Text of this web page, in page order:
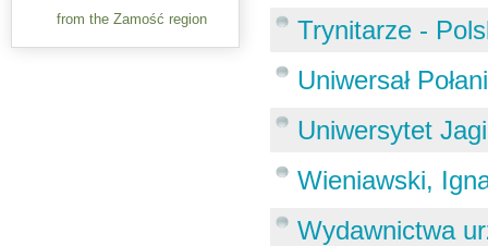
from the Zamość region
Trynitarze -
Uniwersał
Uniwersytet
Wieniawski,
Wydawnictwa